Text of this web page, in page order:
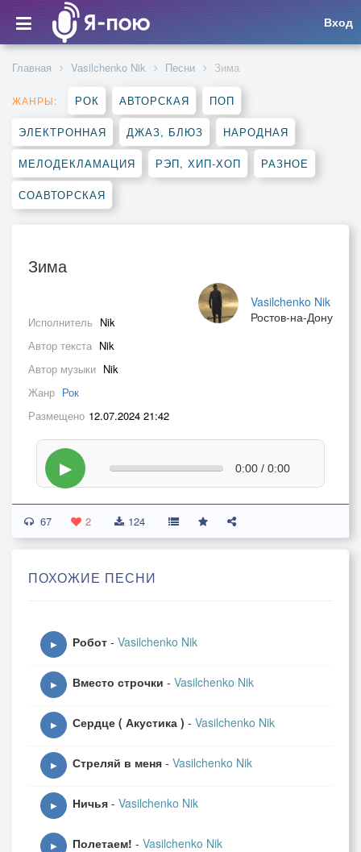
Вход
Главная Vasilchenko Nik Песни Зима
ЖАНРЫ: РОК АВТОРСКАЯ ПОП
ЭЛЕКТРОННАЯ ДЖАЗ, БЛЮЗ НАРОДНАЯ
МЕЛОДЕКЛАМАЦИЯ РЭП, ХИП-ХОП РАЗНОЕ
СОАВТОРСКАЯ
Зима
Vasilchenko Nik
Ростов-на-Дону
Исполнитель Nik
Автор текста Nik
Автор музыки Nik
Жанр Рок
Размещено 12.07.2024 21:42
▶ 0:00 / 0:00
67 2 124
ПОХОЖИЕ ПЕСНИ
▶ Робот - Vasilchenko Nik
▶ Вместо строчки - Vasilchenko Nik
▶ Сердце ( Акустика ) - Vasilchenko Nik
▶ Стреляй в меня - Vasilchenko Nik
▶ Ничья - Vasilchenko Nik
▶ Полетаем! - Vasilchenko Nik